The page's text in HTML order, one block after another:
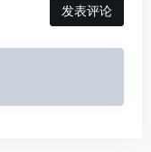
发表评论